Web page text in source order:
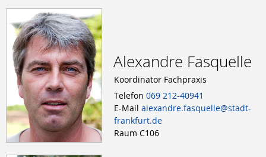
Alexandre Fasquelle
Koordinator Fachpraxis
Telefon 069 212-40941
E-Mail alexandre.fasquelle@stadt-
frankfurt.de
Raum C106